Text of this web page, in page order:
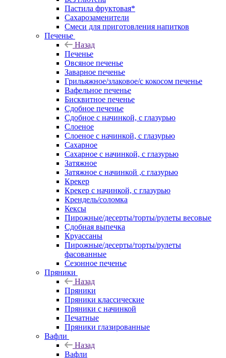
Пастила фруктовая*
Сахарозаменители
Смеси для приготовления напитков
Печенье
Назад
Печенье
Овсяное печенье
Заварное печенье
Грильяжное/злаковое/с кокосом печенье
Вафельное печенье
Бисквитное печенье
Сдобное печенье
Сдобное с начинкой, с глазурью
Слоеное
Слоеное с начинкой, с глазурью
Сахарное
Сахарное с начинкой, с глазурью
Затяжное
Затяжное с начинкой ,с глазурью
Крекер
Крекер с начинкой, с глазурью
Крендель/соломка
Кексы
Пирожные/десерты/торты/рулеты весовые
Сдобная выпечка
Круассаны
Пирожные/десерты/торты/рулеты
фасованные
Сезонное печенье
Пряники
Назад
Пряники
Пряники классические
Пряники с начинкой
Печатные
Пряники глазированные
Вафли
Назад
Вафли